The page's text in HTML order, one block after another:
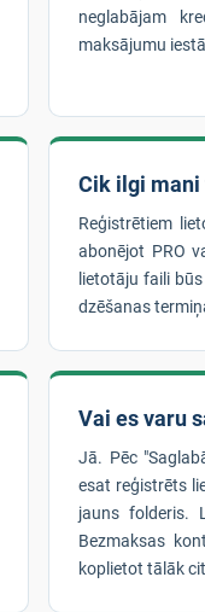
neglabājam
maksājumu
Cik ilgi
Reģistrētiem
abonējot PRO
lietotāju faili
dzēšanas
Vai es varu
Jā. Pēc
esat reģistrēts
jauns folderis.
Bezmaksas
koplietot tālāk